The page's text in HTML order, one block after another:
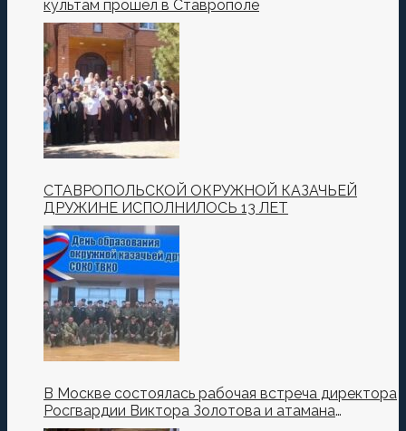
культам прошел в Ставрополе
СТАВРОПОЛЬСКОЙ ОКРУЖНОЙ КАЗАЧЬЕЙ
ДРУЖИНЕ ИСПОЛНИЛОСЬ 13 ЛЕТ
В Москве состоялась рабочая встреча директора
Росгвардии Виктора Золотова и атамана